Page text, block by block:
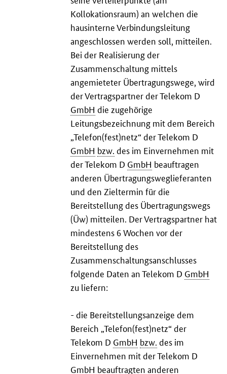
Kollokationsraum) an welchen die
hausinterne Verbindungsleitung
angeschlossen werden soll, mitteilen.
Bei der Realisierung der
Zusammenschaltung mittels
angemieteter Übertragungswege, wird
der Vertragspartner der Telekom D
GmbH die zugehörige
Leitungsbezeichnung mit dem Bereich
„Telefon(fest)netz“ der Telekom D
GmbH bzw. des im Einvernehmen mit
der Telekom D GmbH beauftragen
anderen Übertragungsweglieferanten
und den Zieltermin für die
Bereitstellung des Übertragungswegs
(Üw) mitteilen. Der Vertragspartner hat
mindestens 6 Wochen vor der
Bereitstellung des
Zusammenschaltungsanschlusses
folgende Daten an Telekom D GmbH
zu liefern:
- die Bereitstellungsanzeige dem
Bereich „Telefon(fest)netz“ der
Telekom D GmbH bzw. des im
Einvernehmen mit der Telekom D
GmbH beauftragten anderen